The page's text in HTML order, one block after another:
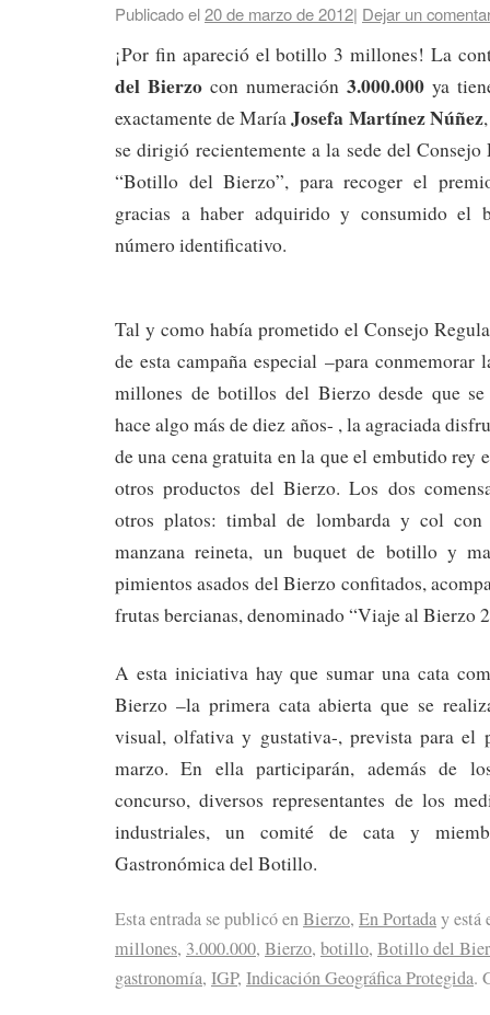
Publicado el20 de marzo de 2012| Dejar un
¡Por fin apareció el botillo 3 millones! La
del Bierzocon numeración 3.000.000ya
exactamente de MaríaJosefa Martínez Núñez
se dirigió recientemente a la sede del Consejo
“Botillo del Bierzo”, para recoger el
gracias a haber adquirido y consumido el
número identificativo.
Tal y como había prometido el Consejo
de esta campaña especial –para
millones de botillos del Bierzo desde que se
hace algo más de diez años- , la agraciada
de una cena gratuita en la que el embutido rey
otros productos del Bierzo. Los dos
otros platos: timbal de lombarda y col
manzana reineta, un buquet de botillo y
pimientos asados del Bierzo confitados,
frutas bercianas, denominado “Viaje al Bierzo
A esta iniciativa hay que sumar una cata
Bierzo –la primera cata abierta que se
visual, olfativa y gustativa-, prevista para el
marzo. En ella participarán, además de
concurso, diversos representantes de los
industriales, un comité de cata y
Gastronómica del Botillo.
Esta entrada se publicó enBierzo, En Portaday está
millones, 3.000.000, Bierzo, botillo, Botillo del
gastronomía, IGP, Indicación Geográfica Protegida.